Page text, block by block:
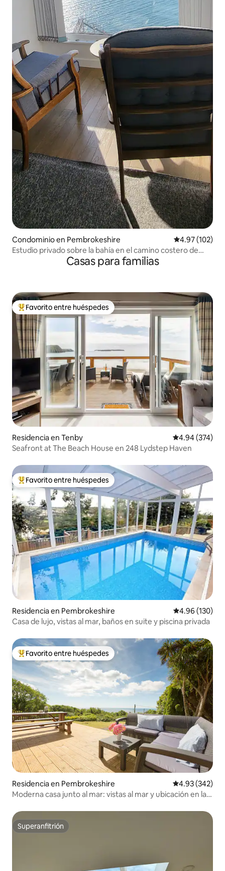
Condominio en Pembrokeshire Calificación
4.97 (102)
Estudio privado sobre la bahía en el camino costero de
Casas para familias
De los mejores en Favorito entre huéspedes
Favorito entre huéspedes
Residencia en Tenby Calificación
4.94 (374)
Seafront at The Beach House en 248 Lydstep Haven
De los mejores en Favorito entre huéspedes
Favorito entre huéspedes
Residencia en Pembrokeshire Calificación
4.96 (130)
Casa de lujo, vistas al mar, baños en suite y piscina privada
De los mejores en Favorito entre huéspedes
Favorito entre huéspedes
Residencia en Pembrokeshire Calificación
4.93 (342)
Moderna casa junto al mar: vistas al mar y ubicación en la
Superanfitrión
Superanfitrión